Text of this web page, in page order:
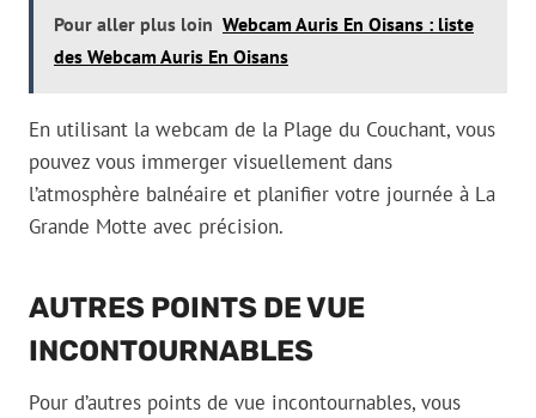
Pour aller plus loin Webcam Auris En Oisans : liste
des Webcam Auris En Oisans
En utilisant la webcam de la Plage du Couchant, vous
pouvez vous immerger visuellement dans
l’atmosphère balnéaire et planifier votre journée à La
Grande Motte avec précision.
AUTRES POINTS DE VUE
INCONTOURNABLES
Pour d’autres points de vue incontournables, vous